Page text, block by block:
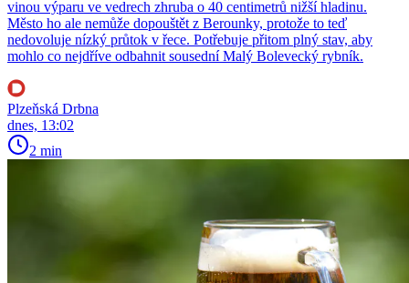
vinou výparu ve vedrech zhruba o 40 centimetrů nižší hladinu.
Město ho ale nemůže dopouštět z Berounky, protože to teď
nedovoluje nízký průtok v řece. Potřebuje přitom plný stav, aby
mohlo co nejdříve odbahnit sousední Malý Bolevecký rybník.
Plzeňská Drbna
dnes, 13:02
2 min